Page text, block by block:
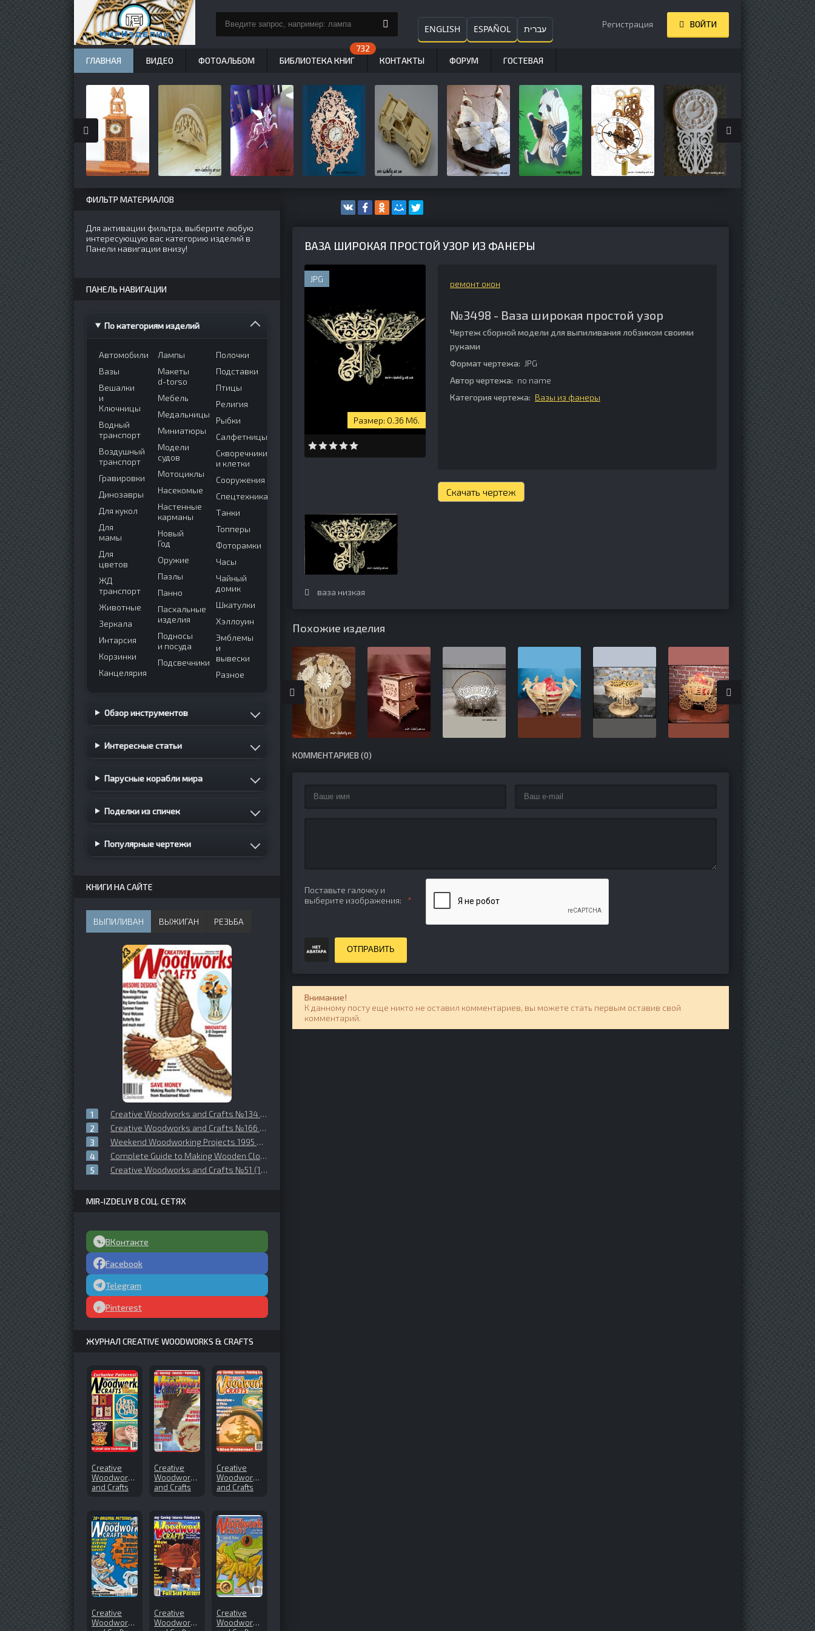
ВАЗА ШИРОКАЯ ПРОСТОЙ УЗОР ИЗ ФАНЕРЫ
JPG
0.36 Мб.
ремонт окон
№3498 - Ваза широкая простой узор
Чертеж сборной модели для выпиливания лобзиком своими
руками
Формат чертежа: JPG
Автор чертежа: no name
Категория чертежа: Вазы из фанеры
Скачать чертеж
ваза низкая
Похожие изделия
КОММЕНТАРИЕВ (0)
Поставьте галочку и
выберите изображения:
ОТПРАВИТЬ
Внимание!
К данному посту еще никто не оставил комментариев, вы можете стать первым оставив свой
комментарий.
ФИЛЬТР МАТЕРИАЛОВ
Для активации фильтра, выберите любую
интересующую вас категорию изделий в
Панели навигации внизу!
ПАНЕЛЬ НАВИГАЦИИ
По категориям изделий
Автомобили
Вазы
Вешалки
и
Ключницы
Водный
транспорт
Воздушный
транспорт
Гравировки
Динозавры
Для кукол
Для
мамы
Для
цветов
ЖД
транспорт
Животные
Зеркала
Интарсия
Корзинки
Канцелярия
Лампы
Макеты
d-torso
Мебель
Медальницы
Миниатюры
Модели
судов
Мотоциклы
Насекомые
Настенные
карманы
Новый
Год
Оружие
Пазлы
Панно
Пасхальные
изделия
Подносы
и посуда
Подсвечники
Полочки
Подставки
Птицы
Религия
Рыбки
Салфетницы
Скворечники
и клетки
Сооружения
Спецтехника
Танки
Топперы
Фоторамки
Часы
Чайный
домик
Шкатулки
Хэллоуин
Эмблемы
и
вывески
Разное
Обзор инструментов
Интересные статьи
Парусные корабли мира
Поделки из спичек
Популярные чертежи
КНИГИ НА САЙТЕ
ВЫПИЛИВАН ВЫЖИГАН РЕЗЬБА
Creative Woodworks and Crafts №134 (2008-09)
Creative Woodworks and Crafts №166 (2012-08)
Weekend Woodworking Projects 1995 №06 (48)
Complete Guide to Making Wooden Clocks, 3rd Edition: 37 Woodworking Projects for Traditional, Shaker & Contemporary Designs.
Creative Woodworks and Crafts №51 (1997-12)
MIR-IZDELIY В СОЦ. СЕТЯХ
ВКонтакте
Facebook
Telegram
Pinterest
ЖУРНАЛ CREATIVE WOODWORKS & CRAFTS
Creative
Woodworks
and Crafts
Creative
Woodworks
and Crafts
Creative
Woodworks
and Crafts
Creative
Woodworks
Creative
Woodworks
Creative
Woodworks
ENGLISH ESPAÑOL עברית Регистрация ВОЙТИ
ГЛАВНАЯ ВИДЕО ФОТОАЛЬБОМ БИБЛИОТЕКА КНИГ КОНТАКТЫ ФОРУМ ГОСТЕВАЯ